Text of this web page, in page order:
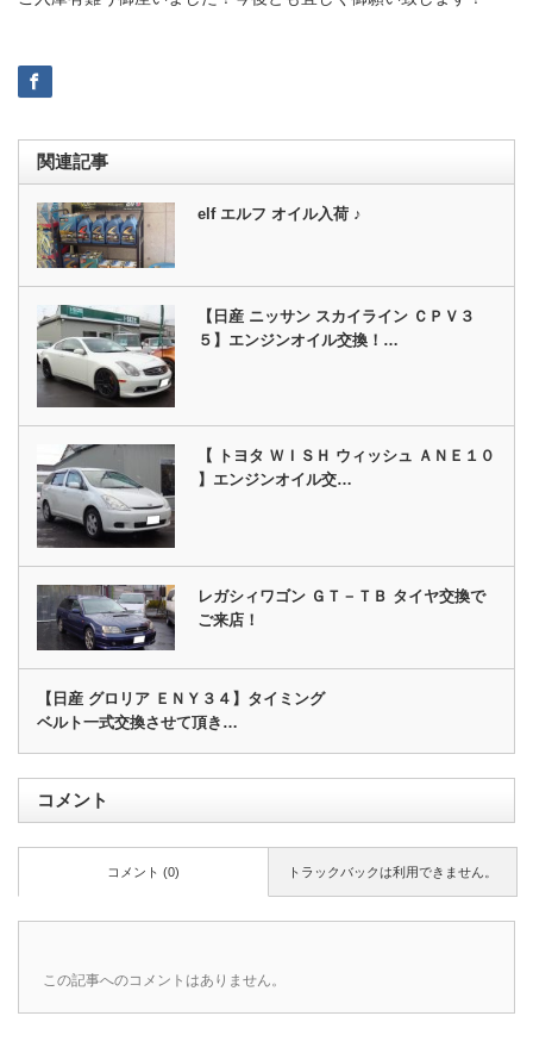
関連記事
elf エルフ オイル入荷 ♪
【日産 ニッサン スカイライン ＣＰＶ３
５】エンジンオイル交換！…
【 トヨタ ＷＩＳＨ ウィッシュ ＡＮＥ１０
】エンジンオイル交…
レガシィワゴン ＧＴ－ＴＢ タイヤ交換で
ご来店！
【日産 グロリア ＥＮＹ３４】タイミング
ベルト一式交換させて頂き…
コメント
トラックバックは利用できません。
コメント (0)
この記事へのコメントはありません。